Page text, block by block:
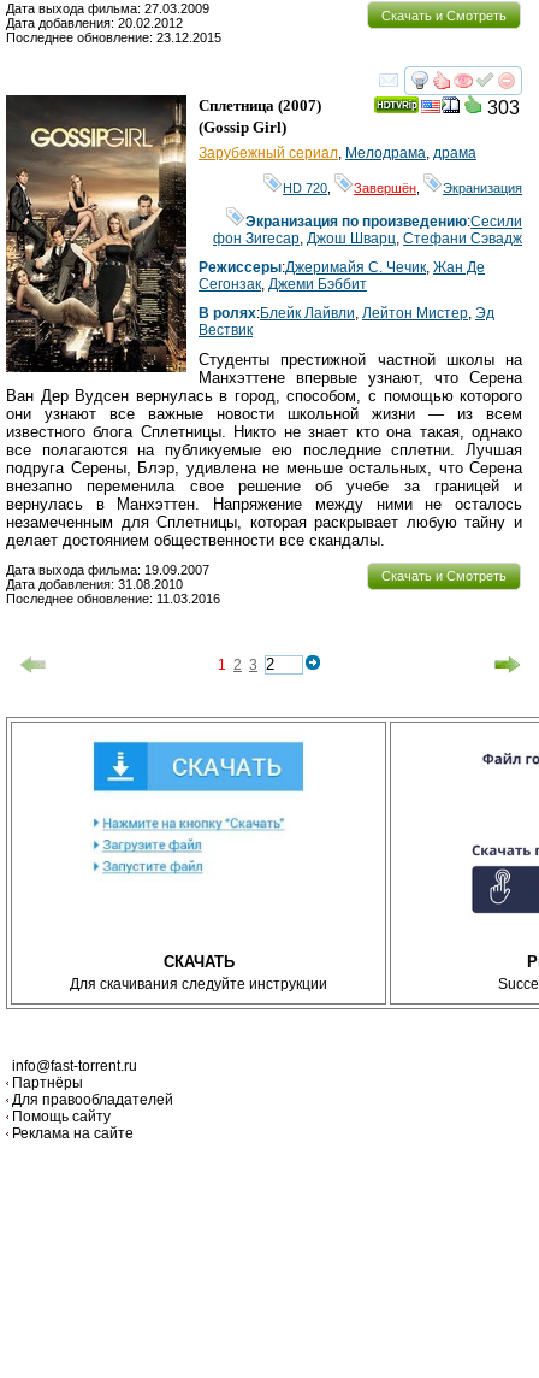
Скачать и Смотреть
Дата выхода фильма: 27.03.2009
Дата добавления: 20.02.2012
Последнее обновление: 23.12.2015
смотреть
303
Сплетница (2007)
(Gossip Girl)
Зарубежный сериал, Мелодрама, драма
HD 720 Завершён Экранизация
Экранизация по произведению:Сесили
фон Зигесар,Джош Шварц,Стефани Сэвадж
Режиссеры:Джеримайя С. Чечик, Жан Де
Сегонзак, Джеми Бэббит
В ролях:Блейк Лайвли, Лейтон Мистер, Эд
Вествик
Студенты престижной частной школы на
Манхэттене впервые узнают, что Серена
Ван Дер Вудсен вернулась в город, способом, с помощью которого
они узнают все важные новости школьной жизни — из всем
известного блога Сплетницы. Никто не знает кто она такая, однако
все полагаются на публикуемые ею последние сплетни. Лучшая
подруга Серены, Блэр, удивлена не меньше остальных, что Серена
внезапно переменила свое решение об учебе за границей и
вернулась в Манхэттен. Напряжение между ними не осталось
незамеченным для Сплетницы, которая раскрывает любую тайну и
делает достоянием общественности все скандалы.
Скачать и Смотреть
Дата выхода фильма: 19.09.2007
Дата добавления: 31.08.2010
Последнее обновление: 11.03.2016
1 2 3
СКАЧАТЬ
Для скачивания следуйте инструкции
info@fast-torrent.ru
Партнёры
Для правообладателей
Помощь сайту
Реклама на сайте